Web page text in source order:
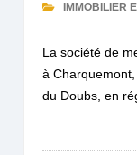
IMMOBILIER
La société de
à
du Doubs, en